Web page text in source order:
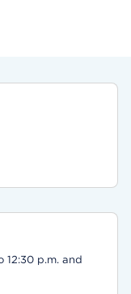
12:30 p.m. and